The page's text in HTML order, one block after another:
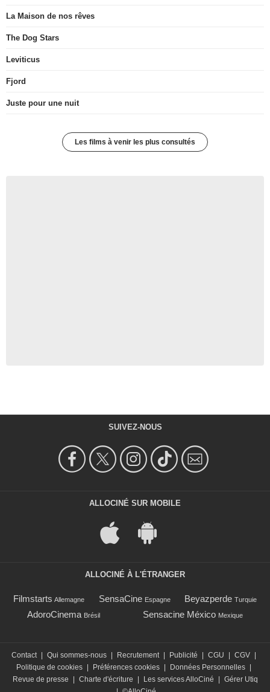
La Maison de nos rêves
The Dog Stars
Leviticus
Fjord
Juste pour une nuit
Les films à venir les plus consultés
SUIVEZ-NOUS
ALLOCINÉ SUR MOBILE
ALLOCINÉ À L'ÉTRANGER
Filmstarts Allemagne SensaCine Espagne Beyazperde Turquie
AdoroCinema Brésil Sensacine México Mexique
Contact Qui sommes-nous Recrutement Publicité CGU CGV
Politique de cookies
Préférences cookies Données Personnelles
Revue de presse
Charte d'écriture Les services AlloCiné
Gérer Utiq